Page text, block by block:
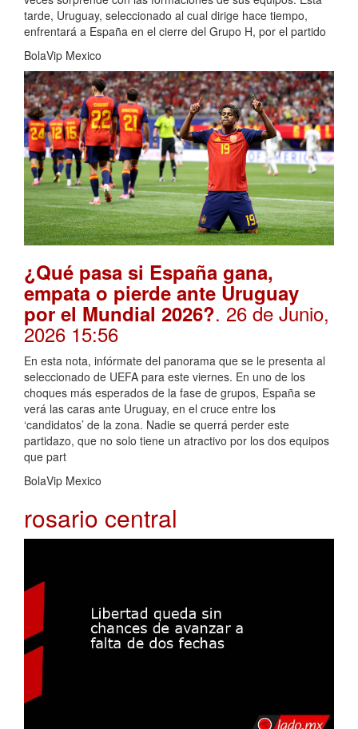
tarde, Uruguay, seleccionado al cual dirige hace tiempo,
enfrentará a España en el cierre del Grupo H, por el partido
BolaVip Mexico
¿Qué pasa si España gana,
empata o pierde ante Uruguay
por el Mundial 2026?. 26 de Junio,
2026 15:56
En esta nota, infórmate del panorama que se le presenta al
seleccionado de UEFA para este viernes. En uno de los
choques más esperados de la fase de grupos, España se
verá las caras ante Uruguay, en el cruce entre los
‘candidatos’ de la zona. Nadie se querrá perder este
partidazo, que no solo tiene un atractivo por los dos equipos
que part
BolaVip Mexico
rosario central